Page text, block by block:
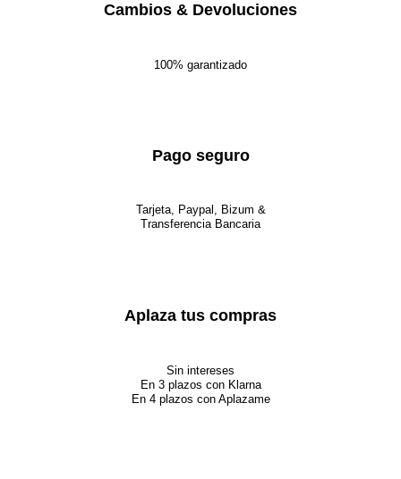
Cambios & Devoluciones
100% garantizado
Pago seguro
Tarjeta, Paypal, Bizum &
Transferencia Bancaria
Aplaza tus compras
Sin intereses
En 3 plazos con Klarna
En 4 plazos con Aplazame